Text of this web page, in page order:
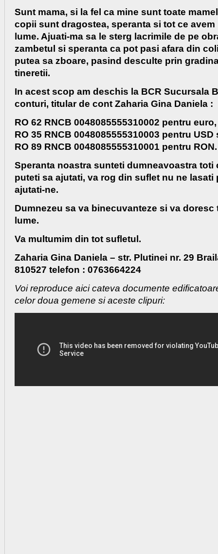
Sunt mama, si la fel ca mine sunt toate
copii sunt dragostea, speranta si tot ce avem
lume. Ajuati-ma sa le sterg lacrimile de pe
zambetul si speranta ca pot pasi afara din
putea sa zboare, pasind desculte prin
tineretii.
In acest scop am deschis la BCR Sucursala
conturi, titular de cont Zaharia Gina Daniela :
RO 62 RNCB 0048085555310002 pentru euro,
RO 35 RNCB 0048085555310003 pentru USD
RO 89 RNCB 0048085555310001 pentru RON.
Speranta noastra sunteti dumneavoastra toti
puteti sa ajutati, va rog din suflet nu ne lasati
ajutati-ne.
Dumnezeu sa va binecuvanteze si va doresc
lume.
Va multumim din tot sufletul.
Zaharia Gina Daniela – str. Plutinei nr. 29
810527 telefon : 0763664224
Voi reproduce aici cateva documente
celor doua gemene si aceste clipuri: